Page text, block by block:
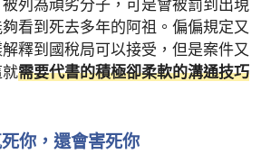
列為頑劣分子，可是會被罰到出現
看到死去多年的阿祖。偏偏規定又
釋到國稅局可以接受，但是案件又
需要代書的積極卻柔軟的溝通技巧
你，還會害死你